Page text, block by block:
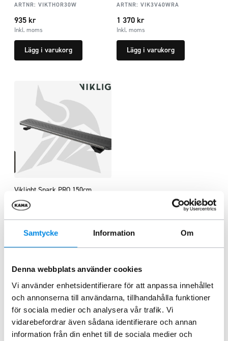
Samtycke Information Om
Denna webbplats använder cookies
Vi använder enhetsidentifierare för att anpassa innehållet
och annonserna till användarna, tillhandahålla funktioner
för sociala medier och analysera vår trafik. Vi
vidarebefordrar även sådana identifierare och annan
information från din enhet till de sociala medier och
ARTNR: VIKTHOR30W
935 kr
Inkl. moms
Lägg i varukorg
ARTNR: VIK3V40WRA
1 370 kr
Inkl. moms
Lägg i varukorg
Viklight Spark PRO 150cm
blixtljusramp LED
ARTNR:
Inkl. moms
Liknande produkter